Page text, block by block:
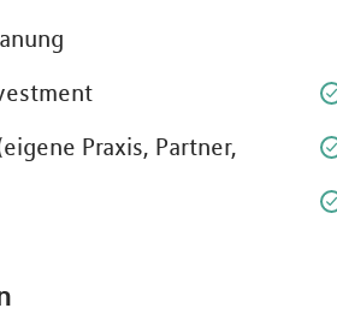
Praxis, Partner,